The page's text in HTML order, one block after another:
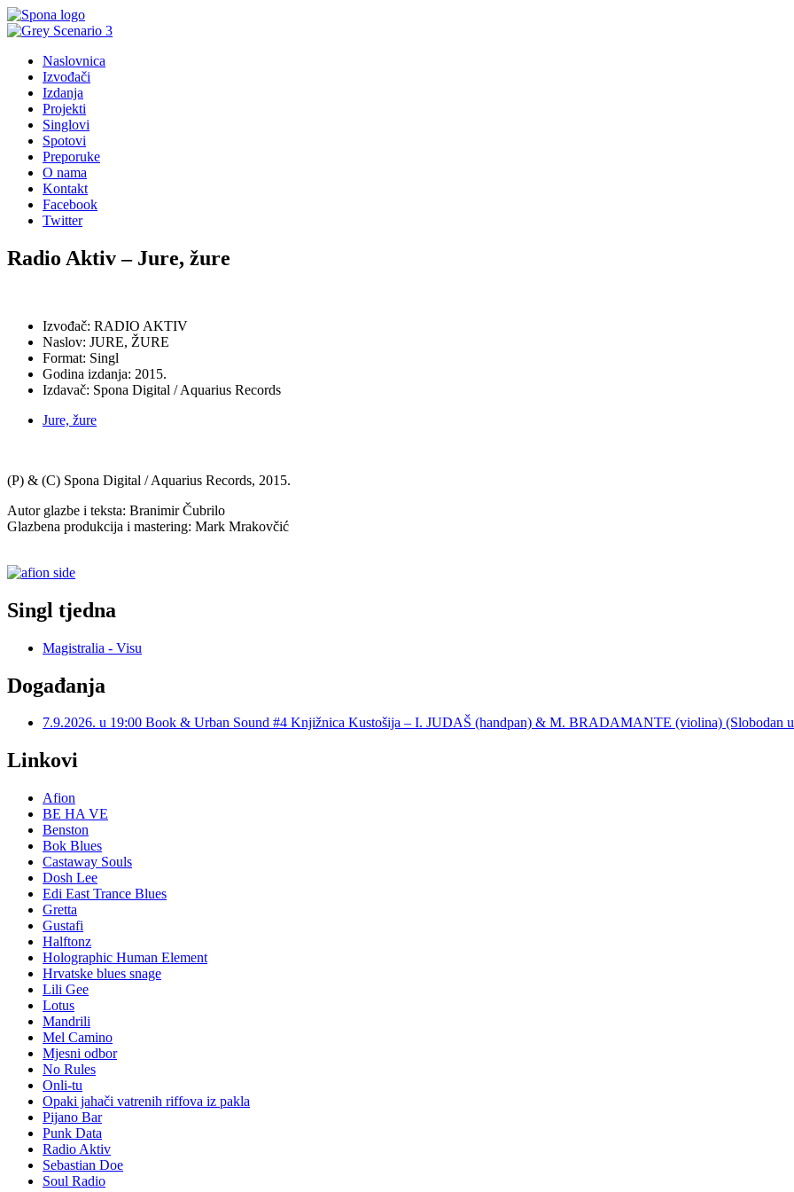
Naslovnica
Izvođači
Izdanja
Projekti
Singlovi
Spotovi
Preporuke
O nama
Kontakt
Facebook
Twitter
Radio Aktiv – Jure, žure
Izvođač: RADIO AKTIV
Naslov: JURE, ŽURE
Format: Singl
Godina izdanja: 2015.
Izdavač: Spona Digital / Aquarius Records
Jure, žure
(P) & (C) Spona Digital / Aquarius Records, 2015.
Autor glazbe i teksta: Branimir Čubrilo
Glazbena produkcija i mastering: Mark Mrakovčić
Singl tjedna
Magistralia - Visu
Događanja
7.9.2026. u 19:00 Book & Urban Sound #4 Knjižnica Kustošija – I. JUDAŠ (handpan) & M. BRADAMANTE (violina) (Slobodan
Linkovi
Afion
BE HA VE
Benston
Bok Blues
Castaway Souls
Dosh Lee
Edi East Trance Blues
Gretta
Gustafi
Halftonz
Holographic Human Element
Hrvatske blues snage
Lili Gee
Lotus
Mandrili
Mel Camino
Mjesni odbor
No Rules
Onli-tu
Opaki jahači vatrenih riffova iz pakla
Pijano Bar
Punk Data
Radio Aktiv
Sebastian Doe
Soul Radio